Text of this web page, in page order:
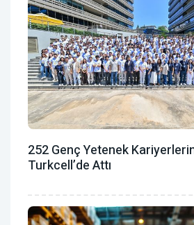
252 Genç Yetenek
Turkcell’de Attı